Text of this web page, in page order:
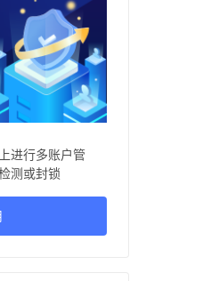
进行多账户管
测或封锁